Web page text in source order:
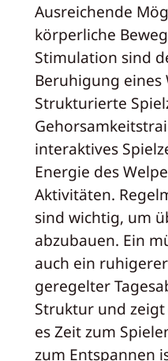
Ausreichende
körperliche
Stimulation sind
Beruhigung eines
Strukturierte
interaktives
Energie des
Aktivitäten.
sind wichtig, um
abzubauen. Ein
auch ein
geregelter
Struktur und
es Zeit zum
zum Entspannen